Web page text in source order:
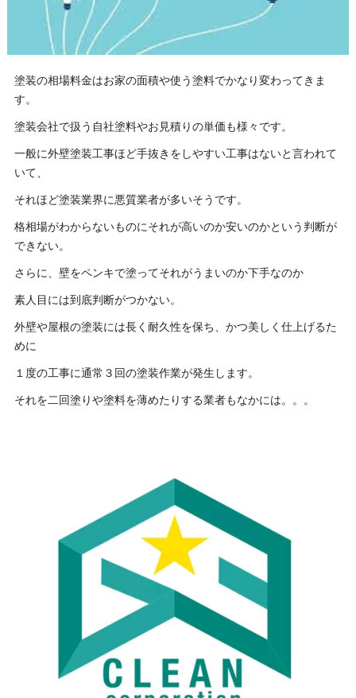
塗装の相場料金はお家の面積や使う塗料でかなり変わってきま
す。
塗装会社で扱う自社塗料やお見積りの単価も様々です。
一般に外壁塗装工事ほど手抜きをしやすい工事はないと言われて
いて、
それほど塗装業界に悪質業者が多いそうです。
格相場がわからないものにそれが高いのか安いのかという判断が
できない。
さらに、壁をペンキで塗ってそれがうまいのか下手なのか
素人目には到底判断がつかない。
外壁や屋根の塗装には長く耐久性を保ち、かつ美しく仕上げるた
めに
１度の工事に通常３回の塗装作業が発生します。
それを二回塗りや塗料を薄めたりする業者もなかには。。。